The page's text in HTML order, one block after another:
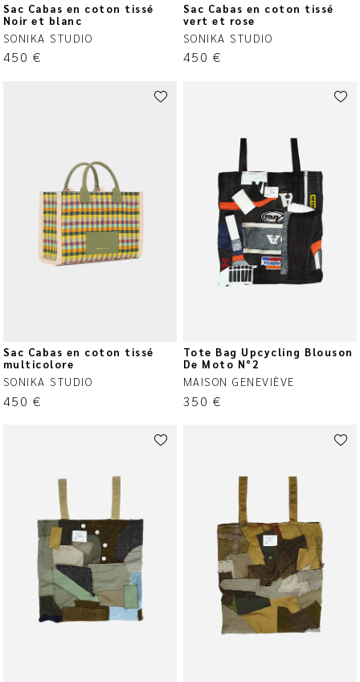
Sac Cabas en coton tissé
Noir et blanc
SONIKA STUDIO
450 €
Sac Cabas en coton tissé
vert et rose
SONIKA STUDIO
450 €
Sac Cabas en coton tissé
multicolore
SONIKA STUDIO
450 €
Tote Bag Upcycling Blouson
De Moto N°2
MAISON GENEVIÈVE
350 €